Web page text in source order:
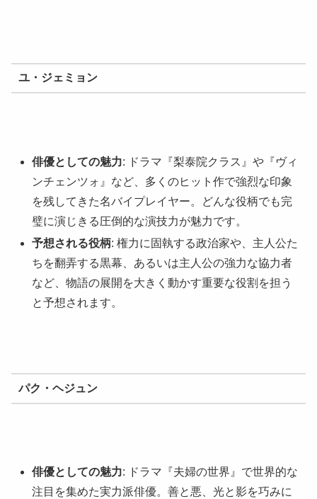
ユ・ジェミョン
俳優としての魅力: ドラマ『梨泰院クラス』や『ヴィ
ンチェンツォ』など、多くのヒット作で強烈な印象
を残してきた名バイプレイヤー。どんな役柄でも完
璧に演じきる圧倒的な演技力が魅力です。
予想される役柄: 権力に固執する政治家や、主人公た
ちを翻弄する黒幕、あるいは主人公の強力な協力者
など、物語の展開を大きく動かす重要な役割を担う
と予想されます。
パク・ヘジュン
俳優としての魅力: ドラマ『夫婦の世界』で世界的な
注目を集めた実力派俳優。善と悪、光と影を巧みに